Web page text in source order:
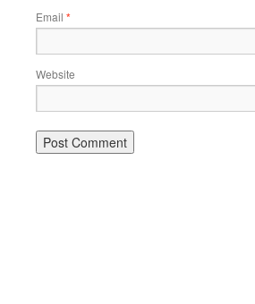
Email *
Website